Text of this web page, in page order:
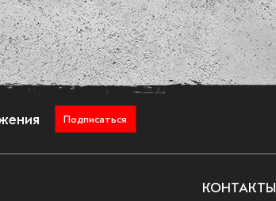
Подписаться
КОНТАКТЫ